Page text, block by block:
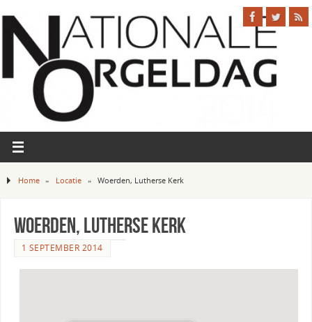
Home » Locatie » Woerden, Lutherse Kerk
Woerden, Lutherse Kerk
1 SEPTEMBER 2014